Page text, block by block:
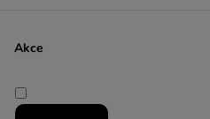
Akce